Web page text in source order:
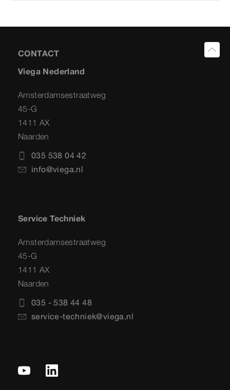
CONTACT
Viega Nederland
Amsterdamsestraatweg
45-G
1411 AX
Naarden
035 538 04 42
info@viega.nl
Service Techniek
Amsterdamsestraatweg
45-G
1411 AX
Naarden
035 - 538 44 48
service-techniek@viega.nl